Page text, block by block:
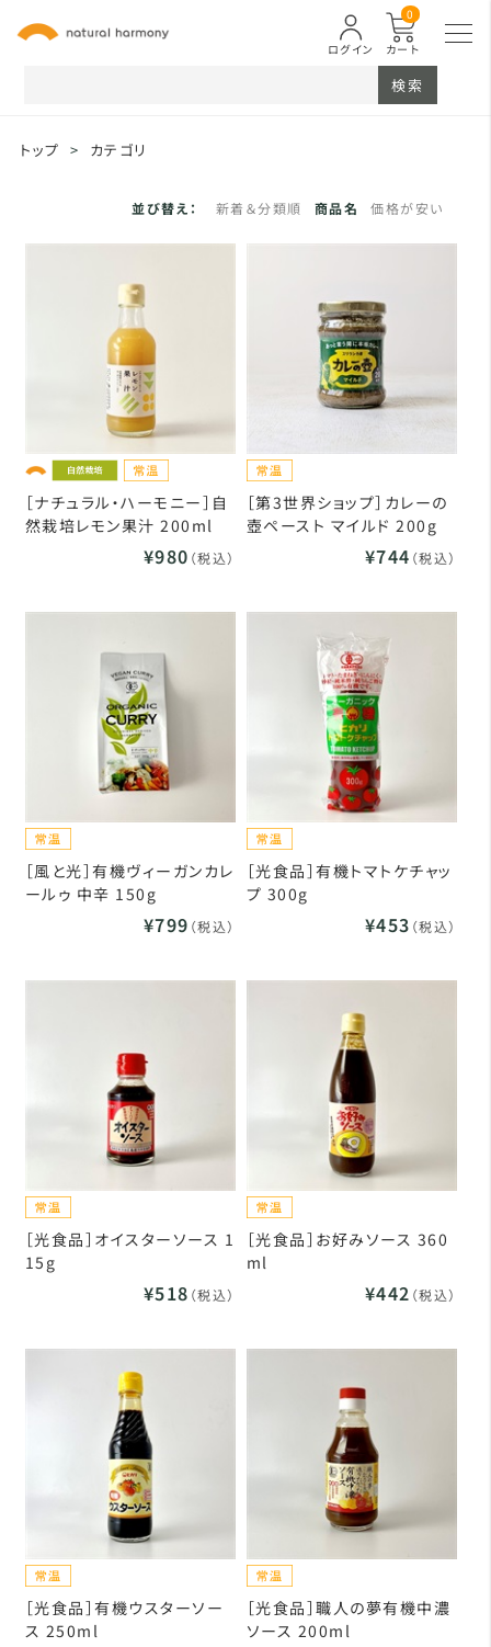
カート
0
ログイン
検索
トップ > カテゴリ
並び替え： 新着＆分類順 商品名 価格が安い
［ナチュラル・ハーモニー］自
然栽培レモン果汁 200ml
¥980 （税込）
［第3世界ショップ］カレーの
壺ペースト マイルド 200g
¥744 （税込）
［風と光］有機ヴィーガンカレ
ールゥ 中辛 150g
¥799 （税込）
［光食品］有機トマトケチャッ
プ 300g
¥453 （税込）
［光食品］オイスターソース 1
15g
¥518 （税込）
［光食品］お好みソース 360
ml
¥442 （税込）
［光食品］有機ウスターソー
ス 250ml
［光食品］職人の夢有機中濃
ソース 200ml